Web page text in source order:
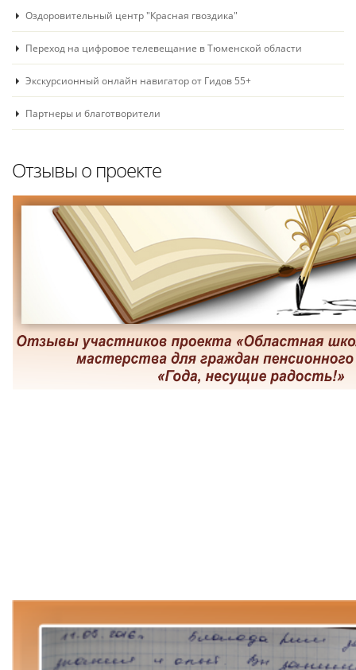
Оздоровительный центр "Красная гвоздика"
Переход на цифровое телевещание в Тюменской области
Экскурсионный онлайн навигатор от Гидов 55+
Партнеры и благотворители
Отзывы о проекте